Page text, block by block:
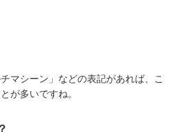
マシーン」などの表記があれば、こ
が多いですね。